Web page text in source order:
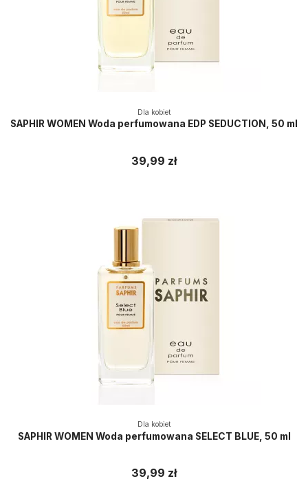
Dla kobiet
SAPHIR WOMEN Woda perfumowana EDP SEDUCTION, 50 ml
39,99 zł
Dla kobiet
SAPHIR WOMEN Woda perfumowana SELECT BLUE, 50 ml
39,99 zł